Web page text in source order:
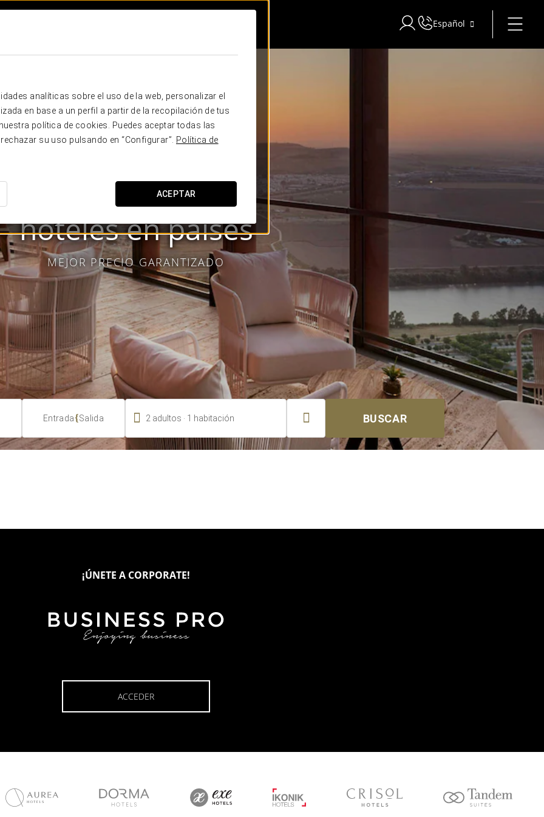
analíticas sobre el uso de la web, personalizar el
en base a un perfil a partir de la recopilación de tus
política de cookies. Puedes aceptar todas las
su uso pulsando en “Configurar”.
Política de
ACEPTAR
Iniciar sesión en Star Traveler o
Español
Eurostars Hotel Company
hoteles enpaíses
MEJOR PRECIO GARANTIZADO
Entrada{Salida  2 adultos 1 habitación  BUSCAR
¡ÚNETE A CORPORATE!
ACCEDER